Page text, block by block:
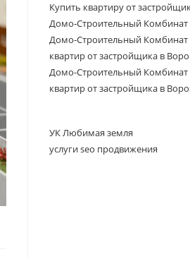
Купить квартиру от
Домо‑Строительный
Домо-Строительный
квартир от застройщика в
Домо-Строительный
квартир от застройщика в
УК Любимая земля
услуги seo продвижения